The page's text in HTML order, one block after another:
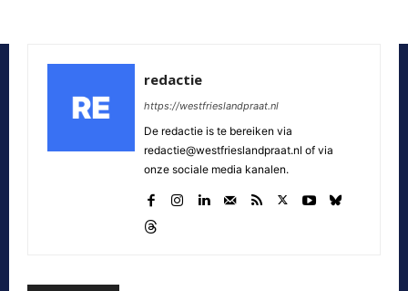
redactie
https://westfrieslandpraat.nl
De redactie is te bereiken via
redactie@westfrieslandpraat.nl of via
onze sociale media kanalen.